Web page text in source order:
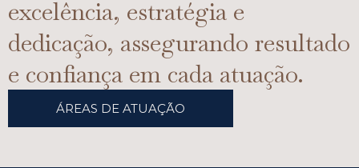
excelência, estratégia e
dedicação, assegurando resultado
e confiança em cada atuação.
ÁREAS DE ATUAÇÃO